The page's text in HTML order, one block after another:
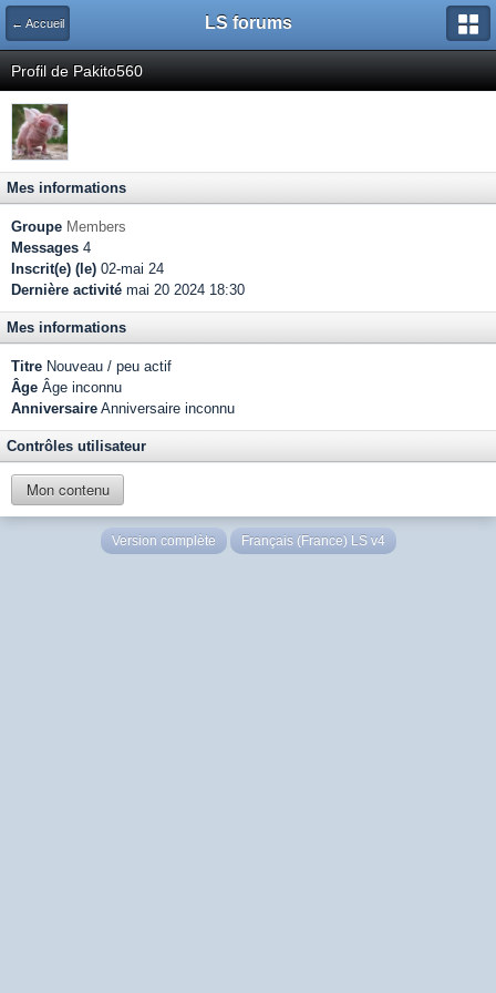
← Accueil LS forums
Profil de Pakito560
Mes informations
Groupe Members
Messages 4
Inscrit(e) (le) 02-mai 24
Dernière activité mai 20 2024 18:30
Mes informations
Titre Nouveau / peu actif
Âge Âge inconnu
Anniversaire Anniversaire inconnu
Contrôles utilisateur
Mon contenu
Version complète Français (France) LS v4